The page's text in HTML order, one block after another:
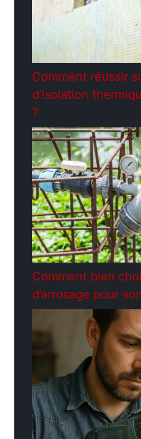
Comment réussir
d’isolation
?
Comment bien
d’arrosage pour